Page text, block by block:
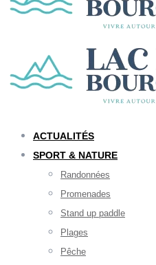
ACTUALITÉS
SPORT & NATURE
Randonnées
Promenades
Stand up paddle
Plages
Pêche